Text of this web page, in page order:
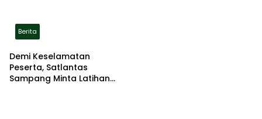
Berita
Demi Keselamatan
Peserta, Satlantas
Sampang Minta Latihan